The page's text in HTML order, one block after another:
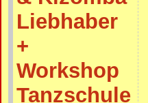
Liebhaber
+
Workshop
Tanzschule